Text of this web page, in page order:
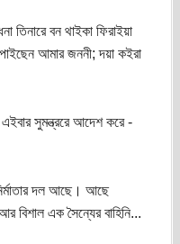
বন থাইকা ফিরাইয়া
আমার জননী; দয়া কইরা
সুমন্ত্ররে আদেশ করে -
দল আছে। আছে
বিশাল এক সৈন্যের বাহিনি...